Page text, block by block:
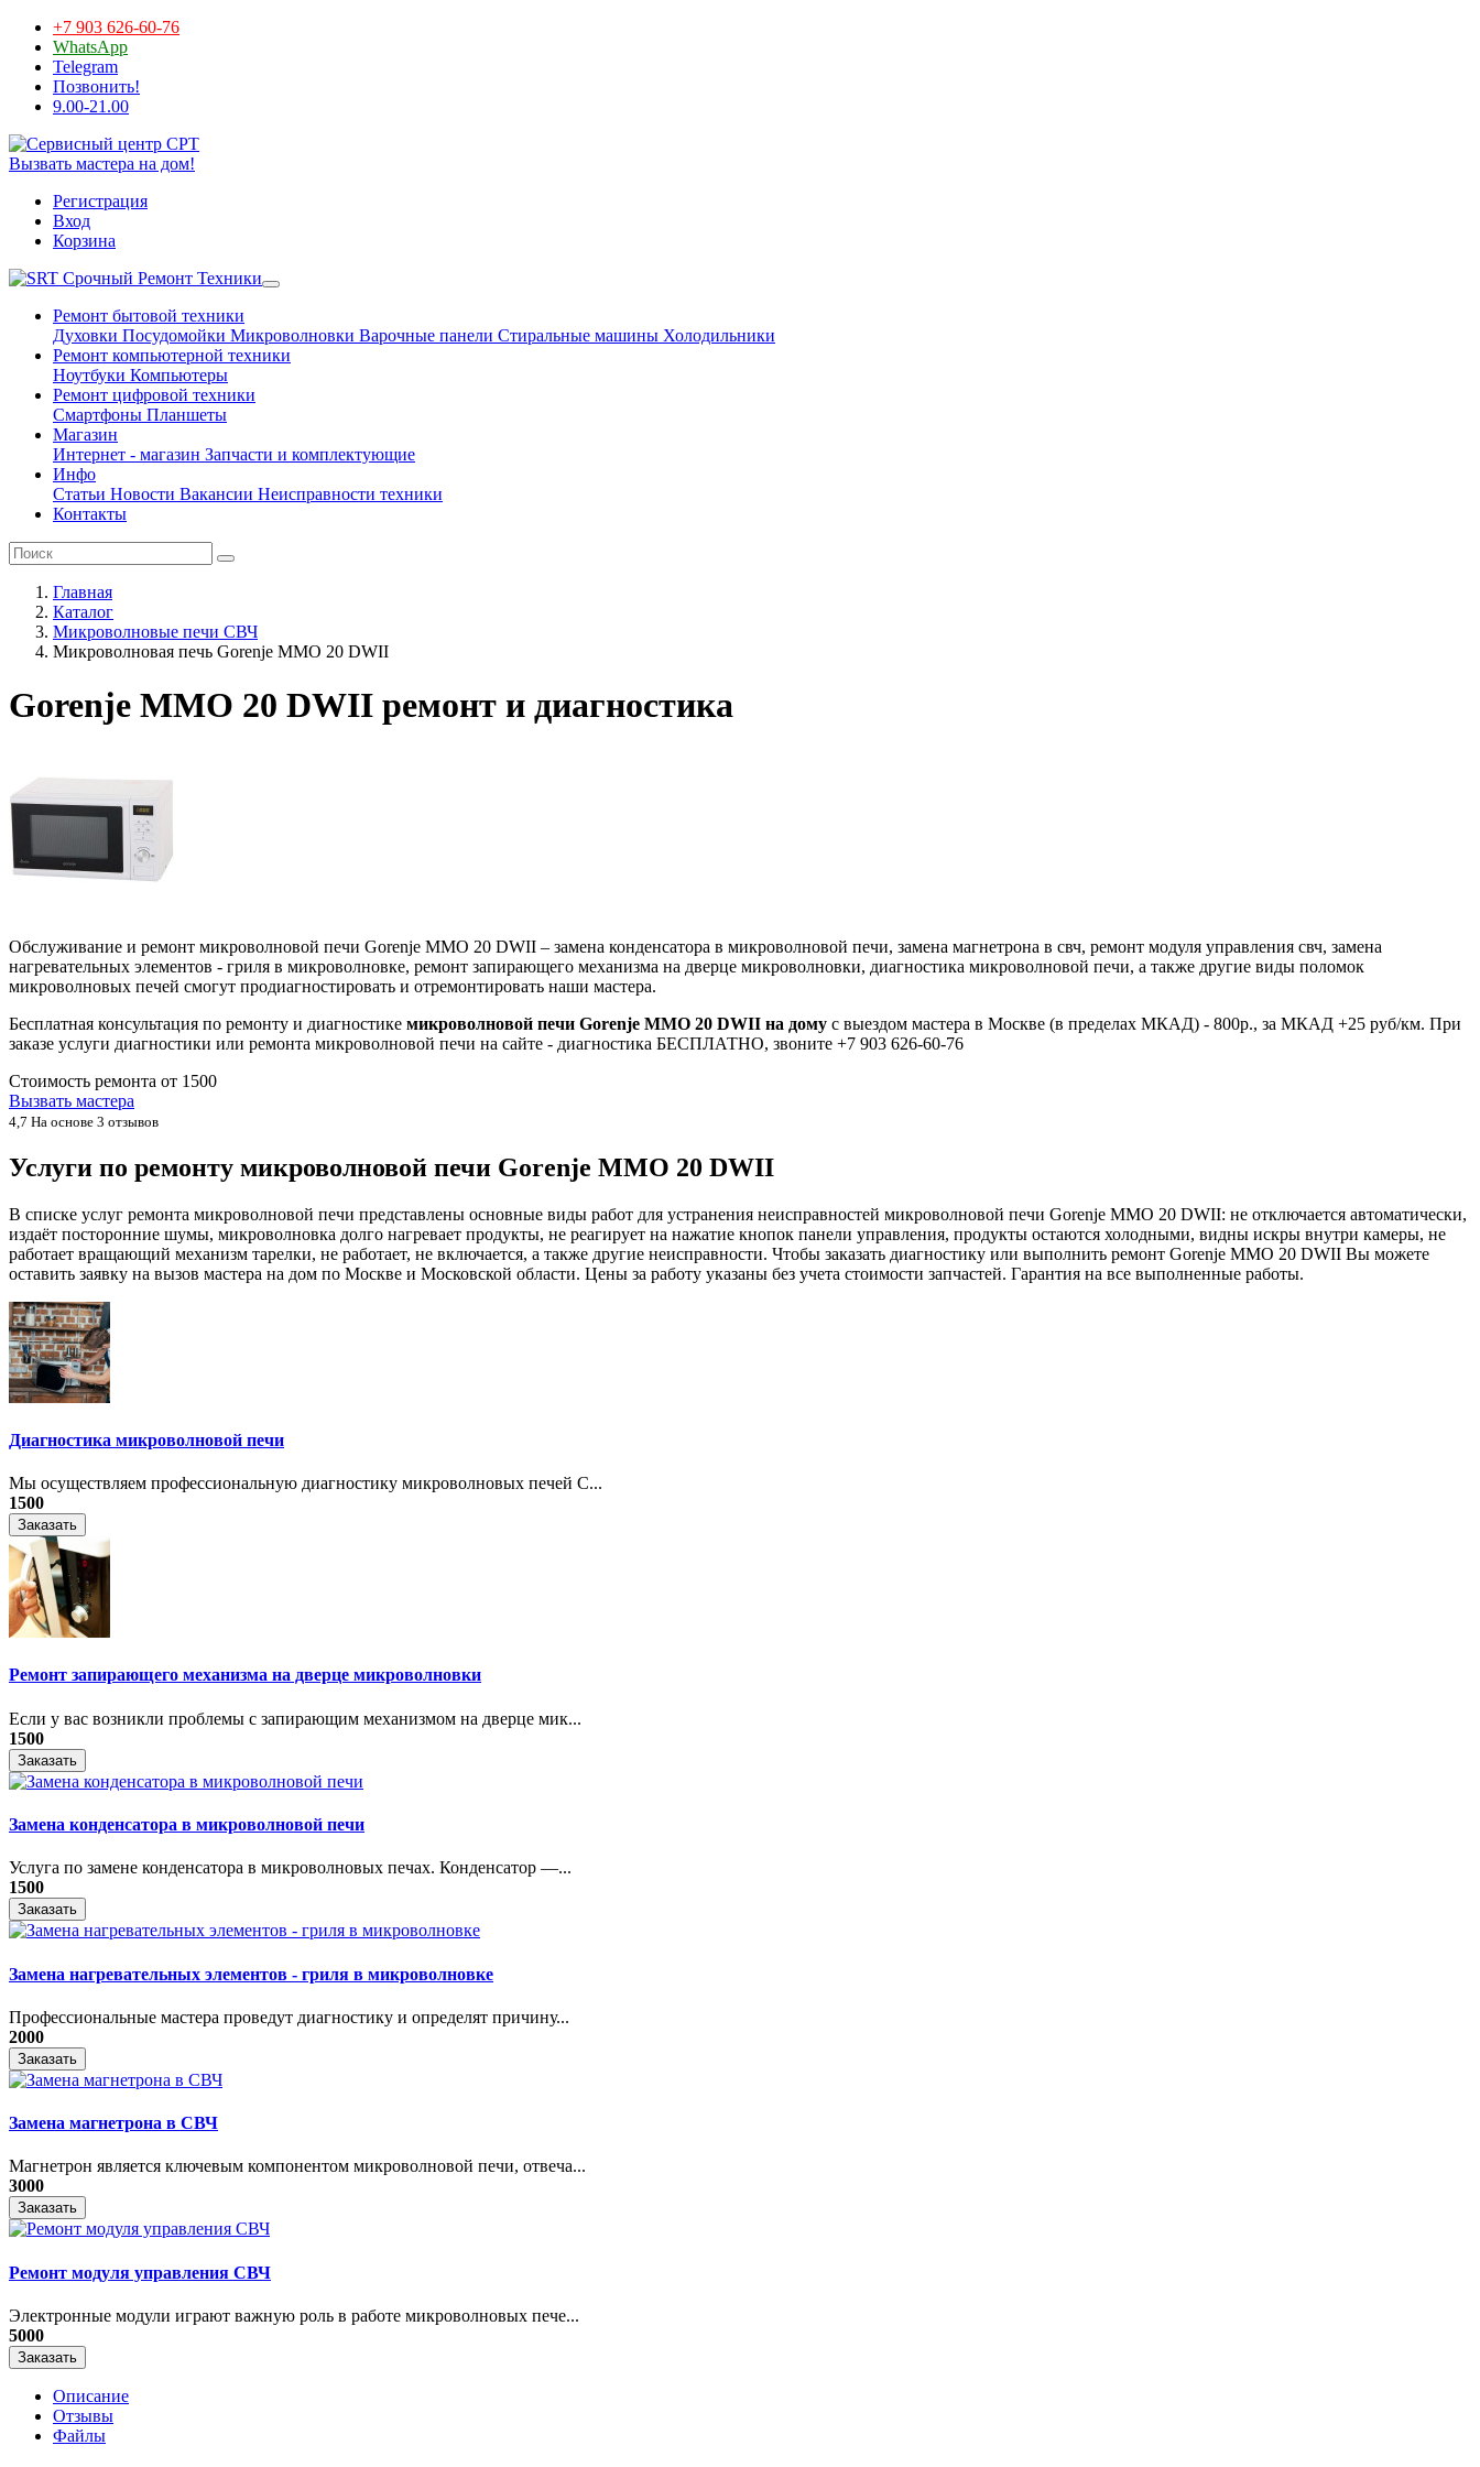
+7 903 626-60-76
WhatsApp
Telegram
Позвонить!
9.00-21.00
Вызвать мастера на дом!
Регистрация
Вход
Корзина
Срочный Ремонт Техники
Ремонт бытовой техники
Духовки Посудомойки Микроволновки Варочные панели Стиральные машины Холодильники
Ремонт компьютерной техники
Ноутбуки Компьютеры
Ремонт цифровой техники
Смартфоны Планшеты
Магазин
Интернет - магазин Запчасти и комплектующие
Инфо
Статьи Новости Вакансии Неисправности техники
Контакты
Главная
Каталог
Микроволновые печи СВЧ
Микроволновая печь Gorenje MMO 20 DWII
Gorenje MMO 20 DWII ремонт и диагностика
Обслуживание и ремонт микроволновой печи Gorenje MMO 20 DWII – замена конденсатора в микроволновой печи, замена магнетрона в свч, ремонт модуля управления свч, замена
нагревательных элементов - гриля в микроволновке, ремонт запирающего механизма на дверце микроволновки, диагностика микроволновой печи, а также другие виды поломок
микроволновых печей смогут продиагностировать и отремонтировать наши мастера.
Бесплатная консультация по ремонту и диагностике микроволновой печи Gorenje MMO 20 DWII на дому с выездом мастера в Москве (в пределах МКАД) - 800р., за МКАД +25 руб/км. При
заказе услуги диагностики или ремонта микроволновой печи на сайте - диагностика БЕСПЛАТНО, звоните +7 903 626-60-76
Стоимость ремонта от 1500
Вызвать мастера
4,7 На основе 3 отзывов
Услуги по ремонту микроволновой печи Gorenje MMO 20 DWII
В списке услуг ремонта микроволновой печи представлены основные виды работ для устранения неисправностей микроволновой печи Gorenje MMO 20 DWII: не отключается автоматически,
издаёт посторонние шумы, микроволновка долго нагревает продукты, не реагирует на нажатие кнопок панели управления, продукты остаются холодными, видны искры внутри камеры, не
работает вращающий механизм тарелки, не работает, не включается, а также другие неисправности. Чтобы заказать диагностику или выполнить ремонт Gorenje MMO 20 DWII Вы можете
оставить заявку на вызов мастера на дом по Москве и Московской области. Цены за работу указаны без учета стоимости запчастей. Гарантия на все выполненные работы.
Диагностика микроволновой печи
Мы осуществляем профессиональную диагностику микроволновых печей С...
1500
Заказать
Ремонт запирающего механизма на дверце микроволновки
Если у вас возникли проблемы с запирающим механизмом на дверце мик...
1500
Заказать
Замена конденсатора в микроволновой печи
Услуга по замене конденсатора в микроволновых печах. Конденсатор —...
1500
Заказать
Замена нагревательных элементов - гриля в микроволновке
Профессиональные мастера проведут диагностику и определят причину...
2000
Заказать
Замена магнетрона в СВЧ
Магнетрон является ключевым компонентом микроволновой печи, отвеча...
3000
Заказать
Ремонт модуля управления СВЧ
​Электронные модули играют важную роль в работе микроволновых пече...
5000
Заказать
Описание
Отзывы
Файлы